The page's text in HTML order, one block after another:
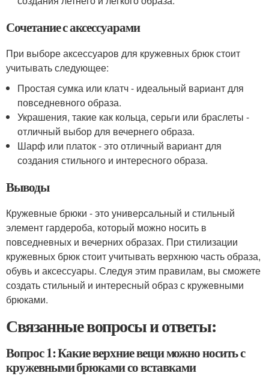
Сочетание с аксессуарами
При выборе аксессуаров для кружевных брюк стоит
учитывать следующее:
Простая сумка или клатч - идеальный вариант для
повседневного образа.
Украшения, такие как кольца, серьги или браслеты -
отличный выбор для вечернего образа.
Шарф или платок - это отличный вариант для
создания стильного и интересного образа.
Выводы
Кружевные брюки - это универсальный и стильный
элемент гардероба, который можно носить в
повседневных и вечерних образах. При стилизации
кружевных брюк стоит учитывать верхнюю часть образа,
обувь и аксессуары. Следуя этим правилам, вы сможете
создать стильный и интересный образ с кружевными
брюками.
Связанные вопросы и ответы:
Вопрос 1: Какие верхние вещи можно носить с
кружевными брюками со вставками